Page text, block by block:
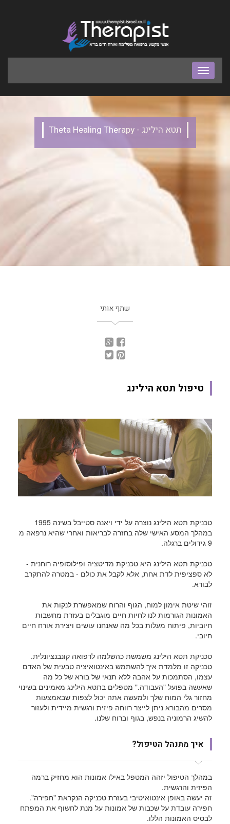
בר
ניווט
תטא הילינג - Theta Healing Therapy
שתף אותי
טיפול תטא הילינג
טכניקת תטא הילינג נוצרה על ידי ויאנה סטייבל בשינה 1995
במהלך המסע האישי שלה בחזרה לבריאות ואחרי שהיא נרפאה מ
9 גידולים ברגלה.
טכניקת תטא הילינג היא טכניקת מדיטציה ופילוסופיה רוחנית -
לא ספציפית לדת אחת, אלא לקבל את כולם - במטרה להתקרב
לבורא.
זוהי שיטת אימון למוח, הגוף והרוח שמאפשרת לנקות את
האמונות הגורמות לנו לחיות חיים מוגבלים בעזרת מחשבות
חיוביות, פיתוח מעלות בכל מה שאנחנו עושים ויצירת אורח חיים
חיובי.
טכניקת תטא הילינג משמשת כהשלמה לרפואה קונבנציונלית.
טכניקה זו מלמדת איך להשתמש באינטואיציה טבעית של האדם
עצמו, הסתמכות על אהבה ללא תנאי של בורא של כל מה
שאעשה בפועל "העבודה." מטפלים בתטא הילינג מאמינים בשינוי
מחזור גלי המוח שלך ולמעשה אתה יכול לצפות שבאמצעות
מסרים מהבורא ניתן לייצר רווחה פיזית ורגשית מיידית ולעזור
להשיג הרמוניה בנפש, בגוף וברוח שלנו.
איך מתנהל הטיפול?
במהלך הטיפול יזהה המטפל באילו אמונות הוא מחזיק ברמה
הפיזית והרגשית.
זה יעשה באופן אינטואיטיבי בעזרת טכניקה הנקראת "חפירה".
חפירה עובדת על שכבות של אמונות על מנת לחשוף את המפתח
לבסיס האמונות הללו.